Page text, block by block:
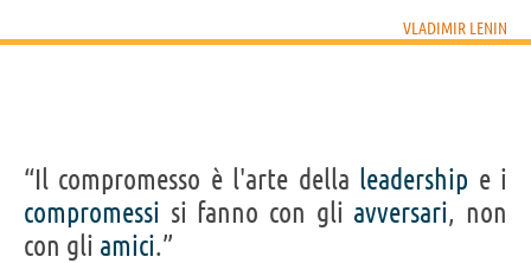
VLADIMIR LENIN
“Il compromesso è l'arte della leadership e i
compromessi si fanno con gli avversari, non
con gli amici.”